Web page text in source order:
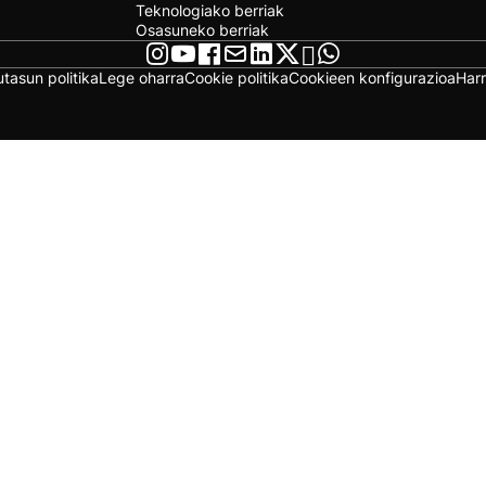
Teknologiako berriak
Osasuneko berriak
politikaLege oharraCookie politikaCookieen konfigurazioa